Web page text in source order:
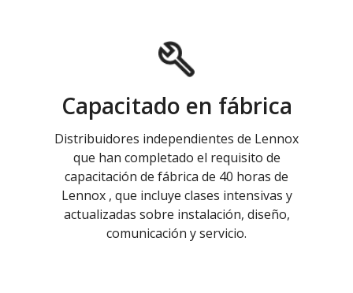
Capacitado en fábrica
Distribuidores independientes de Lennox
que han completado el requisito de
capacitación de fábrica de 40 horas de
Lennox , que incluye clases intensivas y
actualizadas sobre instalación, diseño,
comunicación y servicio.